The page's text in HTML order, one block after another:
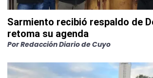
Sarmiento recibió respaldo de
retoma su agenda
PorRedacción Diario de Cuyo